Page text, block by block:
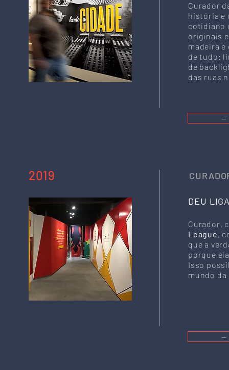
Curador
história e
cotidiano
originais
madeira
de tudo:
de
das ruas
—
2019
DEU
Curador,
League,
que a
porque
Isso
mundo
—